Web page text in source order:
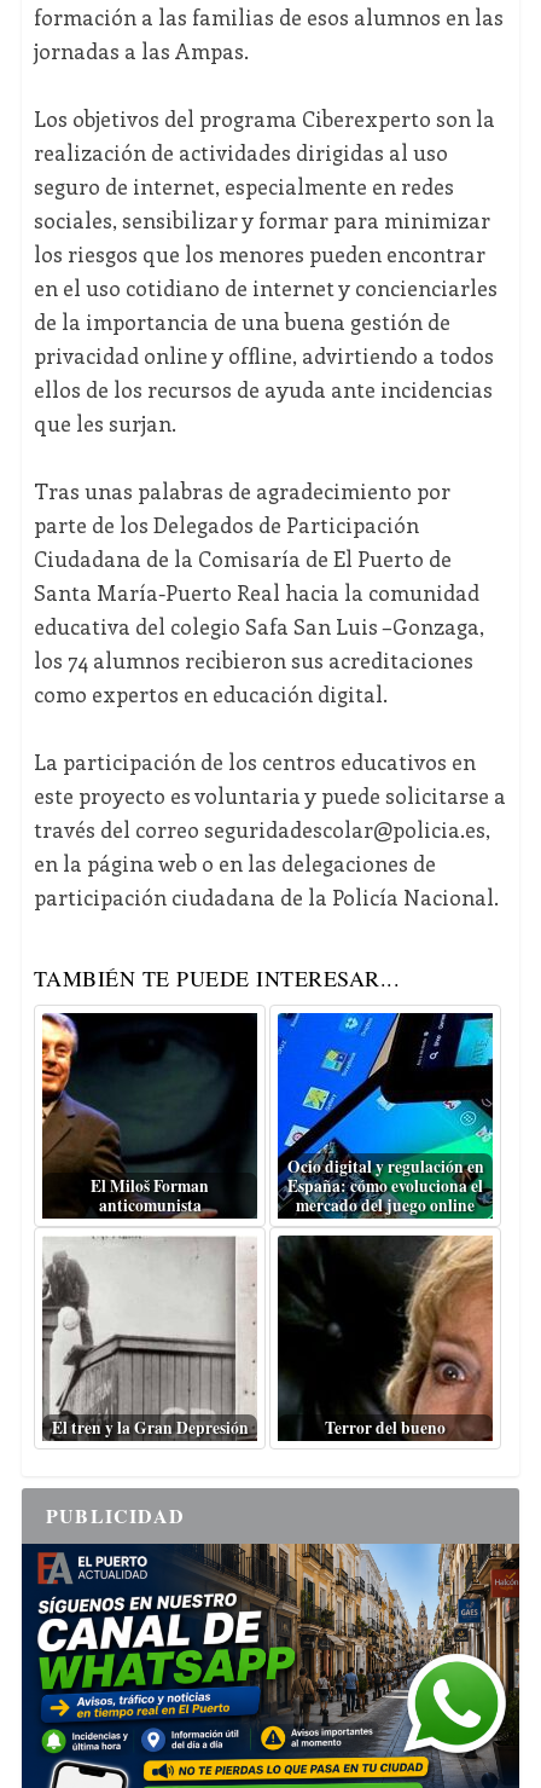
formación a las familias de esos alumnos en las
jornadas a las Ampas.
Los objetivos del programa Ciberexperto son la
realización de actividades dirigidas al uso
seguro de internet, especialmente en redes
sociales, sensibilizar y formar para minimizar
los riesgos que los menores pueden encontrar
en el uso cotidiano de internet y concienciarles
de la importancia de una buena gestión de
privacidad online y offline, advirtiendo a todos
ellos de los recursos de ayuda ante incidencias
que les surjan.
Tras unas palabras de agradecimiento por
parte de los Delegados de Participación
Ciudadana de la Comisaría de El Puerto de
Santa María-Puerto Real hacia la comunidad
educativa del colegio Safa San Luis –Gonzaga,
los 74 alumnos recibieron sus acreditaciones
como expertos en educación digital.
La participación de los centros educativos en
este proyecto es voluntaria y puede solicitarse a
través del correo seguridadescolar@policia.es,
en la página web o en las delegaciones de
participación ciudadana de la Policía Nacional.
TAMBIÉN TE PUEDE INTERESAR...
El Miloš Forman
anticomunista
Ocio digital y regulación en
España: cómo evoluciona el
mercado del juego online
El tren y la Gran Depresión Terror del bueno
PUBLICIDAD